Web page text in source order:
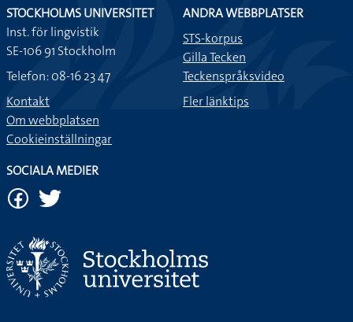
STOCKHOLMS UNIVERSITET
Inst. för lingvistik
SE-106 91 Stockholm
Telefon: 08-16 23 47
Kontakt
Om webbplatsen
Cookieinställningar
ANDRA WEBBPLATSER
STS-korpus
Gilla Tecken
Teckenspråksvideo
Fler länktips
SOCIALA MEDIER